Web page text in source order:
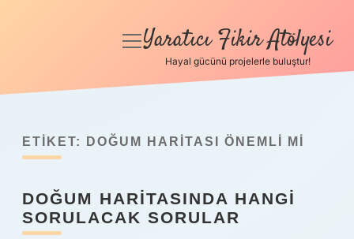
Anasayfa
Yasal Uyarı
Hakkımızda
menüyü
Yaratıcı Fikir Atölyesi
Hayal gücünü projelerle buluştur!
ETIKET: DOĞUM HARITASI ÖNEMLI MI
DOĞUM HARITASINDA HANGI
SORULACAK SORULAR